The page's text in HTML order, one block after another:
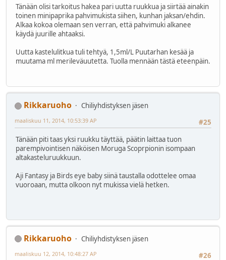
Tänään olisi tarkoitus hakea pari uutta ruukkua ja siirtää ainakin
toinen minipaprika pahvimukista siihen, kunhan jaksan/ehdin.
Alkaa kokoa olemaan sen verran, että pahvimuki alkanee
käydä juurille ahtaaksi.
Uutta kastelulitkua tuli tehtyä, 1,5ml/L Puutarhan kesää ja
muutama ml merileväuutetta. Tuolla mennään tästä eteenpäin.
Rikkaruoho
Chiliyhdistyksen jäsen
#25
maaliskuu 11, 2014, 10:53:39 AP
Tänään piti taas yksi ruukku täyttää, päätin laittaa tuon
parempivointisen näköisen Moruga Scoprpionin isompaan
altakasteluruukkuun.
Aji Fantasy ja Birds eye baby siinä taustalla odottelee omaa
vuoroaan, mutta olkoon nyt mukissa vielä hetken.
Rikkaruoho
Chiliyhdistyksen jäsen
#26
maaliskuu 12, 2014, 10:48:27 AP